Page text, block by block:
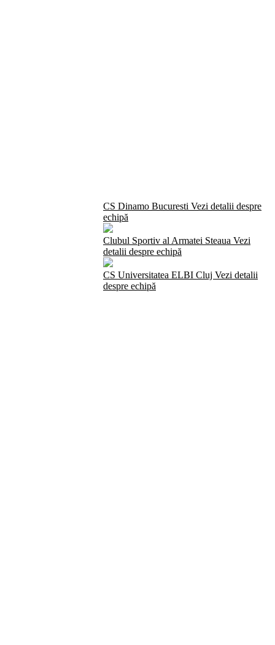
CS Dinamo Bucuresti Vezi detalii despre
echipă
Clubul Sportiv al Armatei Steaua Vezi
detalii despre echipă
CS Universitatea ELBI Cluj Vezi detalii
despre echipă